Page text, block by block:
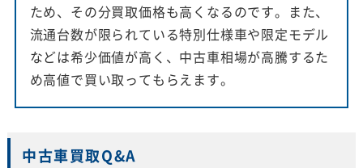
ため、その分買取価格も高くなるのです。また、
流通台数が限られている特別仕様車や限定モデル
などは希少価値が高く、中古車相場が高騰するた
め高値で買い取ってもらえます。
中古車買取Q&A